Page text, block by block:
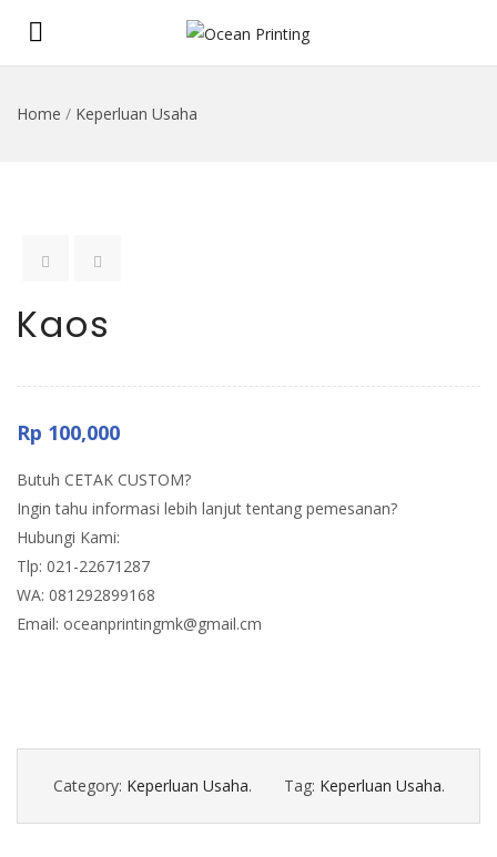
Home / Keperluan Usaha
Kaos
Rp 100,000
Butuh CETAK CUSTOM?
Ingin tahu informasi lebih lanjut tentang pemesanan?
Hubungi Kami:
Tlp: 021-22671287
WA: 081292899168
Email: oceanprintingmk@gmail.cm
Category: Keperluan Usaha. Tag: Keperluan Usaha.